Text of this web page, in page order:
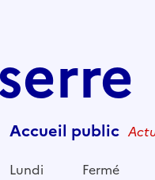
Accueil public
Lundi
Fermé